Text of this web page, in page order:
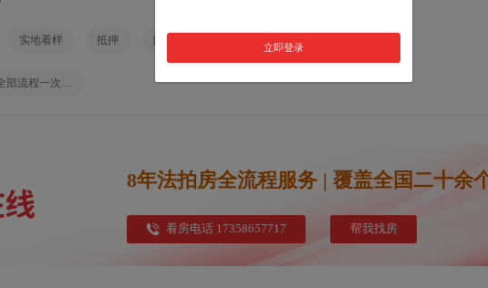
实地看样 抵押 限购 税费
法拍房全部流程一次性讲透，如果你想科学捡漏法拍房，这篇文章你一定要耐心看完
8年法拍房全流程服务 | 覆盖全国二十余
看房电话 17358657717 帮我找房
立即登录